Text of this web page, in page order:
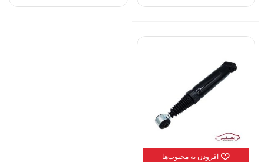
افزودن به محبوب‌ها